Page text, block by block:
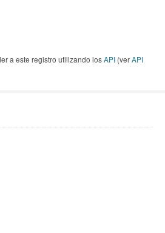
a este registro utilizando losAPI (verAPI